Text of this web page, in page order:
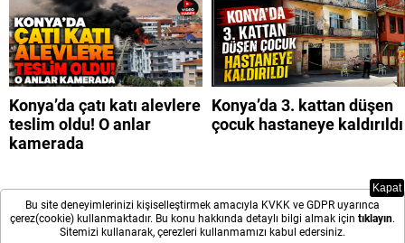
Konya’da çatı katı alevlere
teslim oldu! O anlar
kamerada
Konya’da 3. kattan düşen
çocuk hastaneye kaldırıldı
Bu site deneyimlerinizi kişiselleştirmek amacıyla KVKK ve GDPR uyarınca
çerez(cookie) kullanmaktadır. Bu konu hakkında detaylı bilgi almak için tıklayın.
Sitemizi kullanarak, çerezleri kullanmamızı kabul edersiniz.
Kapat